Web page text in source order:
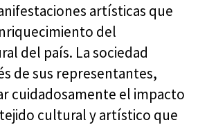
artísticas que
del
del país. La sociedad
de sus representantes,
cuidadosamente el impacto
cultural y artístico que